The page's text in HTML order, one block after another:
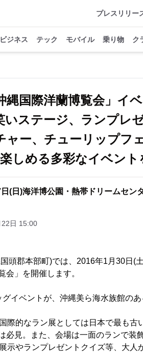
プレスリリー
ビジネス テック モバイル 乗り物 ク
国際洋蘭博覧会」イ
ステージ、ランプレ
ー、チューリップフェ
しめる多彩なイベント
(日)海洋博公園・熱帯ドリームセン
日 15:00
頭郡本部町)では、2016年1月30日(
会」を開催します。
イベントが、沖縄美ら海水族館の
際的なラン展としては日本で最も古
必見。また、会場は一面のランで装
示やランプレゼントクイズ等、大人